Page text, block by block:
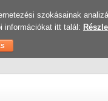
szokásainak
információkat itt talál: